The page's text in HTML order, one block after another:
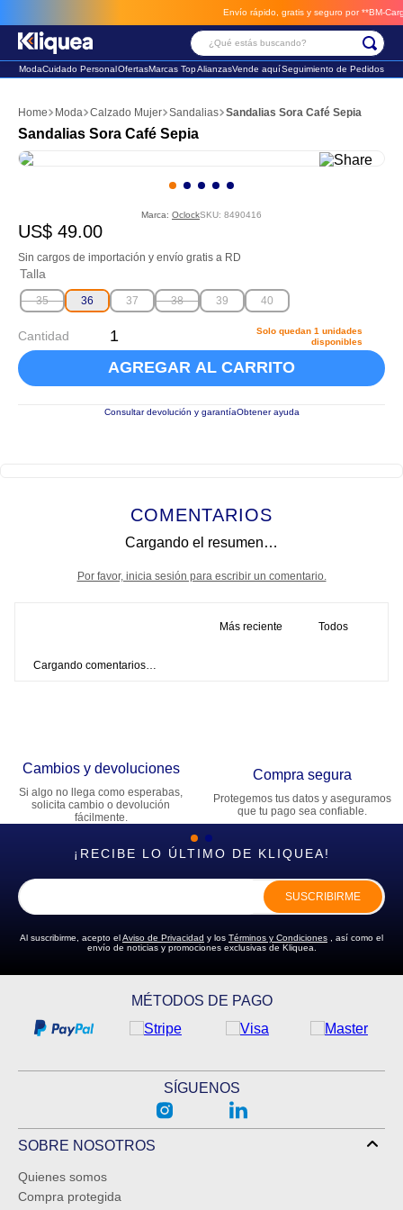
Envío rápido, gratis y seguro por **BM-Cargo**
¿Qué estás buscando?
ModaCuidado PersonalOfertasMarcas TopAlianzasVende aquíSeguimiento de Pedidos
Moda Calzado Mujer Sandalias Sandalias Sora Café Sepia
Sandalias Sora Café Sepia
Marca: OclockSKU: 8490416
US$ 49.00
Sin cargos de importación y envío gratis a RD
Talla
35 36 37 38 39 40
Cantidad Solo quedan 1 unidades
disponibles
AGREGAR AL CARRITO
Consultar devolución y garantíaObtener ayuda
COMENTARIOS
Cargando el resumen…
Por favor, inicia sesión para escribir un comentario.
Más reciente Todos
Cargando comentarios…
Cambios y devoluciones
Si algo no llega como esperabas,
solicita cambio o devolución
fácilmente.
Compra segura
Protegemos tus datos y aseguramos
que tu pago sea confiable.
¡RECIBE LO ÚLTIMO DE KLIQUEA!
SUSCRIBIRME
Al suscribirme, acepto elAviso de Privacidad y los Términos y Condiciones , así como el
envío de noticias y promociones exclusivas de Kliquea.
MÉTODOS DE PAGO
SÍGUENOS
SOBRE NOSOTROS
Quienes somos
Compra protegida
2.